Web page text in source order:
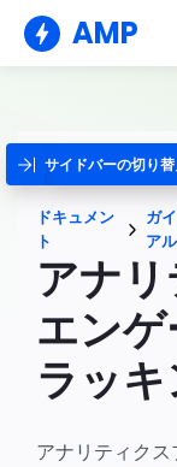
AMP
サイドバーの切り替
ドキュメン
ト
ガ
アル
アナ
エン
ラッ
アナリティク